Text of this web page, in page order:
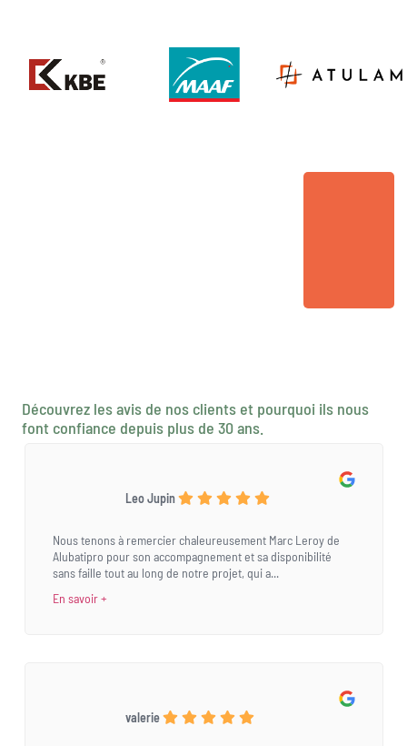
Découvrez les avis de nos clients et pourquoi ils nous
font confiance depuis plus de 30 ans.
Leo Jupin
Nous tenons à remercier chaleureusement Marc Leroy de
Alubatipro pour son accompagnement et sa disponibilité
sans faille tout au long de notre projet, qui a...
En savoir +
valerie